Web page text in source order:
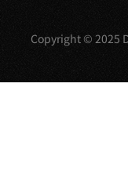
Copyright © 2025